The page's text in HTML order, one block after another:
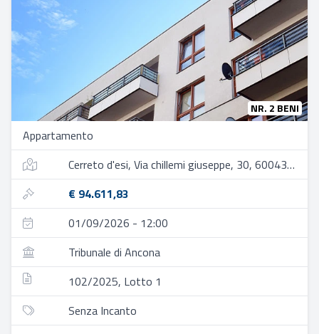
NR. 2 BENI
Appartamento
Cerreto d'esi, Via chillemi giuseppe, 30, 60043 cerreto d'esi an, italia
€ 94.611,83
01/09/2026 - 12:00
Tribunale di Ancona
102/2025, Lotto 1
Senza Incanto